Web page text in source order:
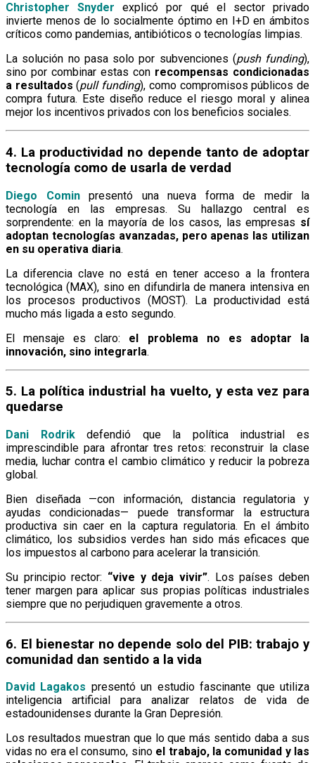
Christopher Snyder explicó por qué el sector privado
invierte menos de lo socialmente óptimo en I+D en ámbitos
críticos como pandemias, antibióticos o tecnologías limpias.
La solución no pasa solo por subvenciones (push funding),
sino por combinar estas con recompensas condicionadas
a resultados (pull funding), como compromisos públicos de
compra futura. Este diseño reduce el riesgo moral y alinea
mejor los incentivos privados con los beneficios sociales.
4. La productividad no depende tanto de adoptar
tecnología como de usarla de verdad
Diego Cominpresentó una nueva forma de medir la
tecnología en las empresas. Su hallazgo central es
sorprendente: en la mayoría de los casos, las empresas sí
adoptan tecnologías avanzadas, pero apenas las utilizan
en su operativa diaria.
La diferencia clave no está en tener acceso a la frontera
tecnológica (MAX), sino en difundirla de manera intensiva en
los procesos productivos (MOST). La productividad está
mucho más ligada a esto segundo.
El mensaje es claro: el problema no es adoptar la
innovación, sino integrarla.
5. La política industrial ha vuelto, y esta vez para
quedarse
Dani Rodrikdefendió que la política industrial es
imprescindible para afrontar tres retos: reconstruir la clase
media, luchar contra el cambio climático y reducir la pobreza
global.
Bien diseñada —con información, distancia regulatoria y
ayudas condicionadas— puede transformar la estructura
productiva sin caer en la captura regulatoria. En el ámbito
climático, los subsidios verdes han sido más eficaces que
los impuestos al carbono para acelerar la transición.
Su principio rector: “vive y deja vivir”. Los países deben
tener margen para aplicar sus propias políticas industriales
siempre que no perjudiquen gravemente a otros.
6. El bienestar no depende solo del PIB: trabajo y
comunidad dan sentido a la vida
David Lagakos presentó un estudio fascinante que utiliza
inteligencia artificial para analizar relatos de vida de
estadounidenses durante la Gran Depresión.
Los resultados muestran que lo que más sentido daba a sus
vidas no era el consumo, sino el trabajo, la comunidad y las